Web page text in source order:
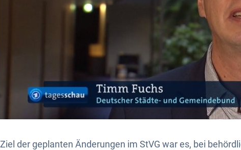
Ziel der geplanten Änderungen im StVG war es, bei